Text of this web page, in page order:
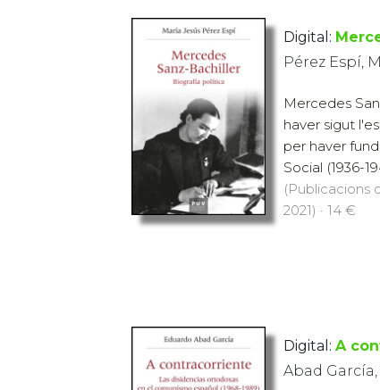
Digital:
Pérez Espí,
Mercedes
haver sigut
per haver
Social (1936-
(Publicacions
2021) · 14 €
Digital: A
Abad